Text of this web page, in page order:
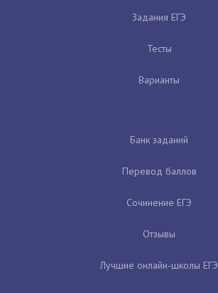
Задания ЕГЭ
Тесты
Варианты
Банк заданий
Перевод баллов
Сочинение ЕГЭ
Отзывы
Лучшие онлайн-школы ЕГЭ